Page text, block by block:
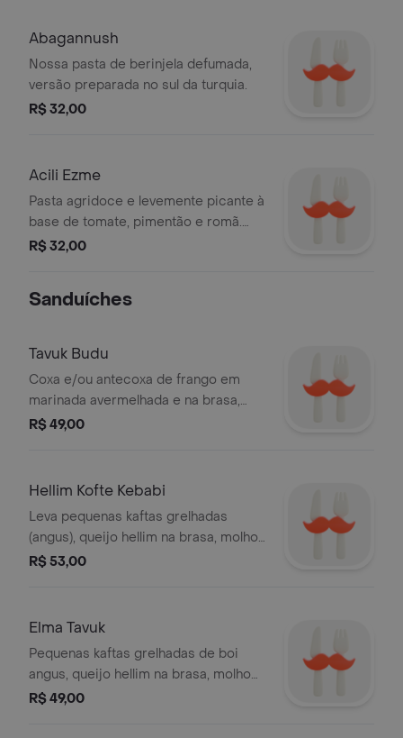
Abagannush
Nossa pasta de berinjela defumada,
versão preparada no sul da turquia.
R$ 32,00
Acili Ezme
Pasta agridoce e levemente picante à
base de tomate, pimentão e romã.
sabor complexo e tipicamente turco.
R$ 32,00
Sanduíches
Tavuk Budu
Coxa e/ou antecoxa de frango em
marinada avermelhada e na brasa,
picada na hora e enrolada com
ervas)
R$ 49,00
Hellim Kofte Kebabi
Leva pequenas kaftas grelhadas
(angus), queijo hellim na brasa, molho
de tomate turco, picles artesanais,
R$ 53,00
Elma Tavuk
Pequenas kaftas grelhadas de boi
angus, queijo hellim na brasa, molho
de tomate turco, picles artesanais,
R$ 49,00